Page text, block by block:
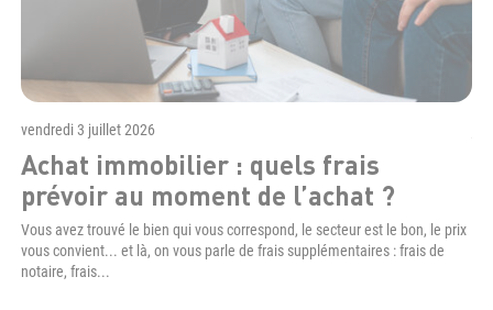
vendredi 3 juillet 2026
Achat immobilier : quels frais
prévoir au moment de l’achat ?
Vous avez trouvé le bien qui vous correspond, le secteur est le bon, le prix
vous convient... et là, on vous parle de frais supplémentaires : frais de
notaire, frais...